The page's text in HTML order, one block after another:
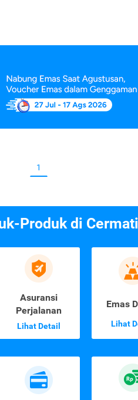
1
Produk di Cermati
Asuransi
Perjalanan
Lihat Detail
Emas
Lihat